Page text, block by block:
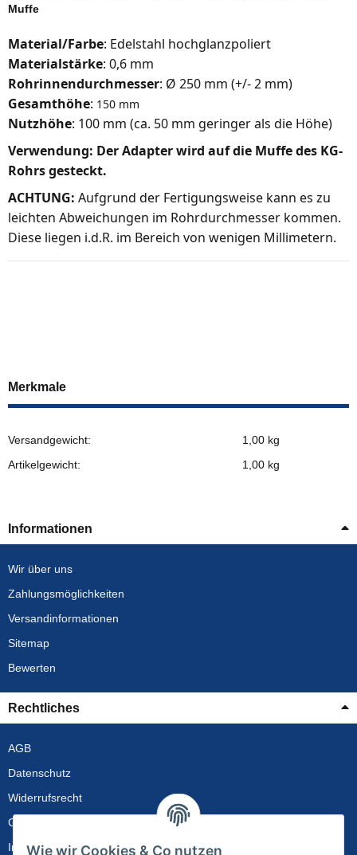
Muffe
Material/Farbe: Edelstahl hochglanzpoliert
Materialstärke: 0,6 mm
Rohrinnendurchmesser: Ø 250 mm (+/- 2 mm)
Gesamthöhe: 150 mm
Nutzhöhe: 100 mm (ca. 50 mm geringer als die Höhe)
Verwendung: Der Adapter wird auf die Muffe des KG-
Rohrs gesteckt.
ACHTUNG: Aufgrund der Fertigungsweise kann es zu
leichten Abweichungen im Rohrdurchmesser kommen.
Diese liegen i.d.R. im Bereich von wenigen Millimetern.
Merkmale
Versandgewicht:
1,00 kg
Artikelgewicht:
1,00 kg
Informationen
Wir über uns
Zahlungsmöglichkeiten
Versandinformationen
Sitemap
Bewerten
Rechtliches
AGB
Datenschutz
Widerrufsrecht
Gewährleistung
Impressum
Wie wir Cookies & Co nutzen